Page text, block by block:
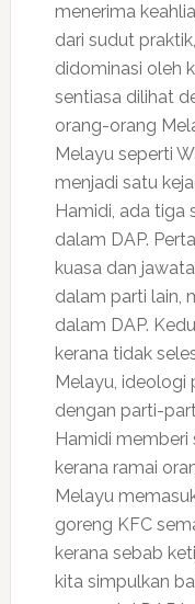
menerima
dari sudut
didominasi oleh
sentiasa dilihat
orang-orang
Melayu seperti
menjadi satu
Hamidi, ada tiga
dalam DAP.
kuasa dan
dalam parti lain,
dalam DAP.
kerana tidak
Melayu, ideologi
dengan parti-
Hamidi memberi
kerana ramai
Melayu
goreng KFC
kerana sebab
kita simpulkan